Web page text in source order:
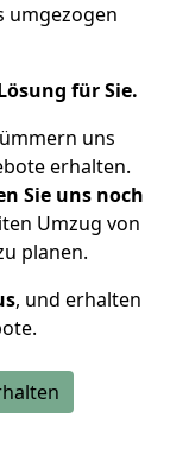
umgezogen
für Sie.
uns
erhalten.
Sie uns noch
Umzug von
planen.
, und erhalten